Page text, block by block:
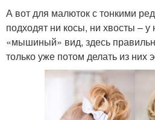
А вот для малюток с тонкими
подходят ни косы, ни хвосты – у
«мышиный» вид, здесь
только уже потом делать из них